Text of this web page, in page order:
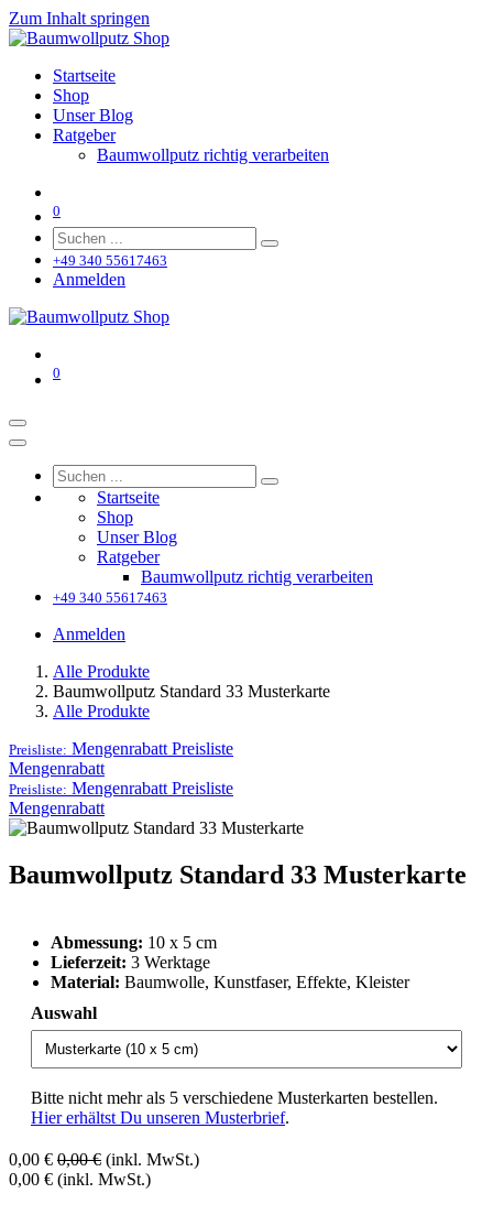
Zum Inhalt springen
Startseite
Shop
Unser Blog
Ratgeber
Baumwollputz richtig verarbeiten
0
+49 340 55617463
Anmelden
0
Startseite
Shop
Unser Blog
Ratgeber
Baumwollputz richtig verarbeiten
+49 340 55617463
Anmelden
Alle Produkte
Baumwollputz Standard 33 Musterkarte
Alle Produkte
Preisliste: Mengenrabatt Preisliste
Mengenrabatt
Preisliste: Mengenrabatt Preisliste
Mengenrabatt
Baumwollputz Standard 33 Musterkarte
Abmessung: 10 x 5 cm
Lieferzeit: 3 Werktage
Material: Baumwolle, Kunstfaser, Effekte, Kleister
Auswahl
Bitte nicht mehr als 5 verschiedene Musterkarten bestellen.
Hier erhältst Du unseren Musterbrief.
0,00 € 0,00€ (inkl. MwSt.)
0,00 € (inkl. MwSt.)